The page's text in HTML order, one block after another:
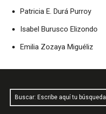
Patricia E. Durá Purroy
Isabel Burusco Elizondo
Emilia Zozaya Miguéliz
Buscar: Escribe aquí tu búsqueda